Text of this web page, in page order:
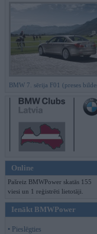
BMW 7. sērija F01 (preses
Online
Pašreiz BMWPower skatās 155
viesi un 1 reģistrēti lietotāji.
Ienākt BMWPower
• Pieslēgties